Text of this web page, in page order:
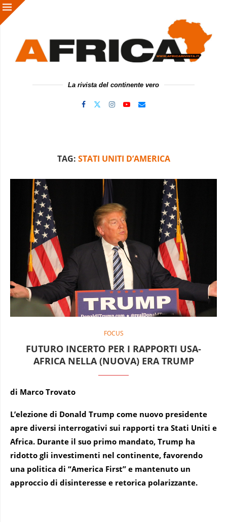
La rivista del continente vero
TAG: STATI UNITI D’AMERICA
FOCUS
FUTURO INCERTO PER I RAPPORTI USA-
AFRICA NELLA (NUOVA) ERA TRUMP
di Marco Trovato
L’elezione di Donald Trump come nuovo presidente
apre diversi interrogativi sui rapporti tra Stati Uniti e
Africa. Durante il suo primo mandato, Trump ha
ridotto gli investimenti nel continente, favorendo
una politica di “America First” e mantenuto un
approccio di disinteresse e retorica polarizzante.